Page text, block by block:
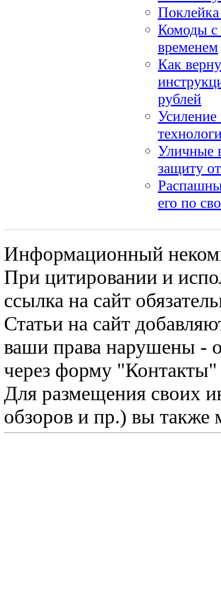
Поклейка
Комоды с
временем
Как
рублей
Усиление
Уличные
защиту
его по
Информационный
При цитировании и
ссылка на сайт
Статьи на сайт
ваши права нарушены -
через форму "Контакты"
Для размещения своих
обзоров и пр.) вы также